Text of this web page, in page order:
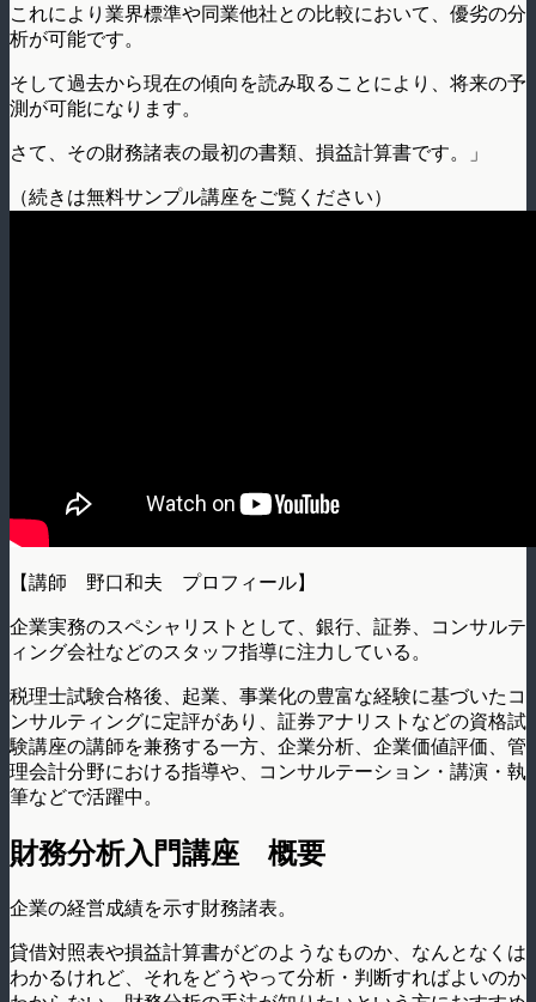
これにより業界標準や同業他社との比較において、優劣の分
析が可能です。
そして過去から現在の傾向を読み取ることにより、将来の予
測が可能になります。
さて、その財務諸表の最初の書類、損益計算書です。」
（続きは無料サンプル講座をご覧ください）
【講師 野口和夫 プロフィール】
企業実務のスペシャリストとして、銀行、証券、コンサルテ
ィング会社などのスタッフ指導に注力している。
税理士試験合格後、起業、事業化の豊富な経験に基づいたコ
ンサルティングに定評があり、証券アナリストなどの資格試
験講座の講師を兼務する一方、企業分析、企業価値評価、管
理会計分野における指導や、コンサルテーション・講演・執
筆などで活躍中。
財務分析入門講座 概要
企業の経営成績を示す財務諸表。
貸借対照表や損益計算書がどのようなものか、なんとなくは
わかるけれど、それをどうやって分析・判断すればよいのか